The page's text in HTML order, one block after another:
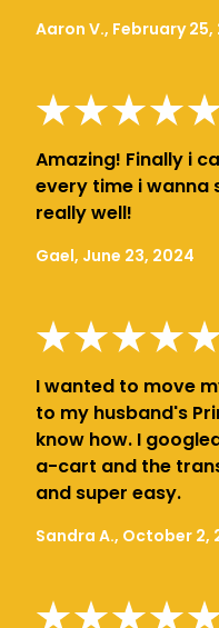
Aaron V., February 25,
Amazing! Finally i
every time i wanna
really well!
Gael, June 23, 2024
I wanted to move
to my husband's
know how. I
a-cart and the
and super easy.
Sandra A., October 2,